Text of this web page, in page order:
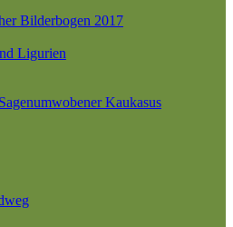
Bilderbogen 2017
Ligurien
Kaukasus